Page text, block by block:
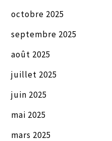
octobre 2025
septembre 2025
août 2025
juillet 2025
juin 2025
mai 2025
mars 2025